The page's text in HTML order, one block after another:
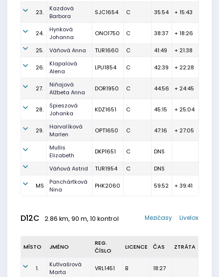
23.
Kazdová
Barbora
SJC1654 C 35:54 + 15:43
24.
Hynková
Johanna
ONO1750 C 38:37 + 18:26
25. Váňová Anna TUR1660 C 41:49 + 21:38
26.
Klapalová
Alena
LPU1854 C 42:39 + 22:28
27.
Niňajová
Alžbeta Anna
DOR1950 C 44:56 + 24:45
28.
Spieszová
Johanka
KDZ1651 C 45:15 + 25:04
29.
Harvalíková
Marlen
OPT1650 C 47:16 + 27:05
Mullis
Elizabeth
DKP1651 C DNS
Váňová Astrid TUR1954 C DNS
MS
Panchártková
Nina
PHK2060 59:52 + 39:41
D12C 2.86 km, 90 m, 10 kontrol Livelox
Mezičasy
MÍSTO JMÉNO
REG.
ČÍSLO
LICENCE ČAS ZTRÁTA
1.
Kutlvašrová
Marta
VRL1451 B 18:27